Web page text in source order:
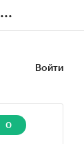
...
Войти
0